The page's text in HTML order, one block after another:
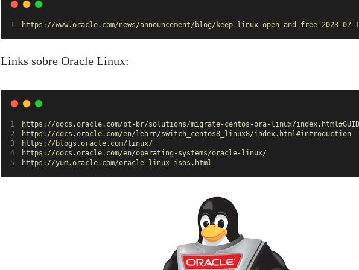
https://www.oracle.com/news/announcement/blog/keep-linux-open-and-free-2023-07-
Links sobre Oracle Linux:
https://docs.oracle.com/pt-br/solutions/migrate-centos-ora-linux/index.html#GUID-
https://docs.oracle.com/en/learn/switch_centos8_linux8/index.html#introduction
https://blogs.oracle.com/linux/
https://docs.oracle.com/en/operating-systems/oracle-linux/
https://yum.oracle.com/oracle-linux-isos.html